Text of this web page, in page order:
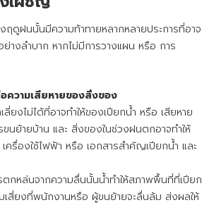
ฤดูฝนนั้นมีความท้าทายหลากหลายประการที่อาจ
ย่างลำบาก หากไม่มีการวางแผน หรือ การ
ความเสียหายของสิ่งของ
ยงไม่ได้ที่อาจทำให้ของเปียกน้ำ หรือ เสียหาย
ขนย้ายบ้าน และ สิ่งของในช่วงฝนตกอาจทำให้
ครื่องใช้ไฟฟ้า หรือ เอกสารสำคัญเปียกน้ำ และ
กหล่นจากความลื่นนั้นน้ำทำให้สภาพพื้นที่ที่เปียก
เสี่ยงที่พนักงานหรือ ผู้ขนย้ายจะลื่นล้ม ส่งผลให้